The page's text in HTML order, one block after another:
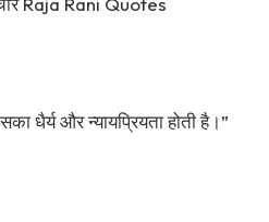
धैर्य और न्यायप्रियता होती है।”